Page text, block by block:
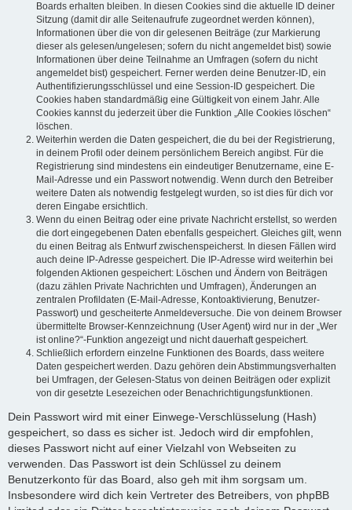
Boards erhalten bleiben. In diesen Cookies sind die aktuelle ID deiner
Sitzung (damit dir alle Seitenaufrufe zugeordnet werden können),
Informationen über die von dir gelesenen Beiträge (zur Markierung
dieser als gelesen/ungelesen; sofern du nicht angemeldet bist) sowie
Informationen über deine Teilnahme an Umfragen (sofern du nicht
angemeldet bist) gespeichert. Ferner werden deine Benutzer-ID, ein
Authentifizierungsschlüssel und eine Session-ID gespeichert. Die
Cookies haben standardmäßig eine Gültigkeit von einem Jahr. Alle
Cookies kannst du jederzeit über die Funktion „Alle Cookies löschen“
löschen.
Weiterhin werden die Daten gespeichert, die du bei der Registrierung,
in deinem Profil oder deinem persönlichem Bereich angibst. Für die
Registrierung sind mindestens ein eindeutiger Benutzername, eine E-
Mail-Adresse und ein Passwort notwendig. Wenn durch den Betreiber
weitere Daten als notwendig festgelegt wurden, so ist dies für dich vor
deren Eingabe ersichtlich.
Wenn du einen Beitrag oder eine private Nachricht erstellst, so werden
die dort eingegebenen Daten ebenfalls gespeichert. Gleiches gilt, wenn
du einen Beitrag als Entwurf zwischenspeicherst. In diesen Fällen wird
auch deine IP-Adresse gespeichert. Die IP-Adresse wird weiterhin bei
folgenden Aktionen gespeichert: Löschen und Ändern von Beiträgen
(dazu zählen Private Nachrichten und Umfragen), Änderungen an
zentralen Profildaten (E-Mail-Adresse, Kontoaktivierung, Benutzer-
Passwort) und gescheiterte Anmeldeversuche. Die von deinem Browser
übermittelte Browser-Kennzeichnung (User Agent) wird nur in der „Wer
ist online?“-Funktion angezeigt und nicht dauerhaft gespeichert.
Schließlich erfordern einzelne Funktionen des Boards, dass weitere
Daten gespeichert werden. Dazu gehören dein Abstimmungsverhalten
bei Umfragen, der Gelesen-Status von deinen Beiträgen oder explizit
von dir gesetzte Lesezeichen oder Benachrichtigungsfunktionen.
Dein Passwort wird mit einer Einwege-Verschlüsselung (Hash)
gespeichert, so dass es sicher ist. Jedoch wird dir empfohlen,
dieses Passwort nicht auf einer Vielzahl von Webseiten zu
verwenden. Das Passwort ist dein Schlüssel zu deinem
Benutzerkonto für das Board, also geh mit ihm sorgsam um.
Insbesondere wird dich kein Vertreter des Betreibers, von phpBB